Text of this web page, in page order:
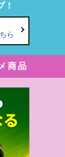
！
ら
商品